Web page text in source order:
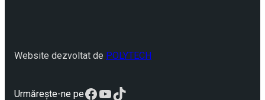
Website dezvoltat de POLYTECH
Urmărește-ne peFacebook
YouTube
TikTok